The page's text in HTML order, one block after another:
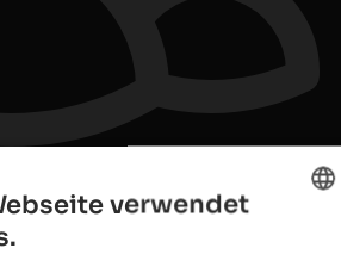
verwendet